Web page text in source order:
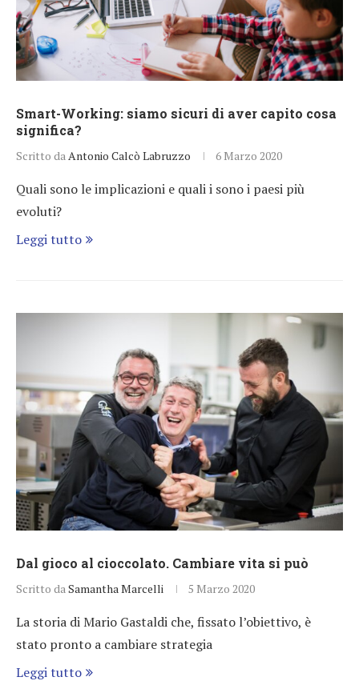
Smart-Working: siamo sicuri di aver capito cosa
significa?
Scritto da Antonio Calcò Labruzzo 6 Marzo 2020
Quali sono le implicazioni e quali i sono i paesi più
evoluti?
Leggi tutto
Dal gioco al cioccolato. Cambiare vita si può
Scritto da Samantha Marcelli 5 Marzo 2020
La storia di Mario Gastaldi che, fissato l’obiettivo, è
stato pronto a cambiare strategia
Leggi tutto